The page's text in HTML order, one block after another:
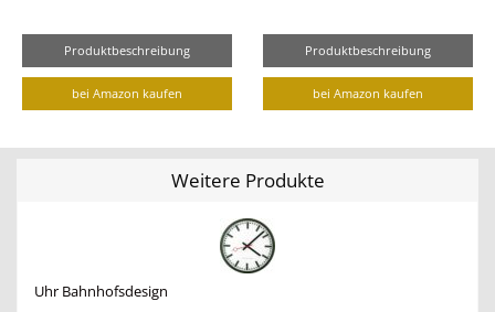
Produktbeschreibung
bei Amazon kaufen
Produktbeschreibung
bei Amazon kaufen
Weitere Produkte
Uhr Bahnhofsdesign